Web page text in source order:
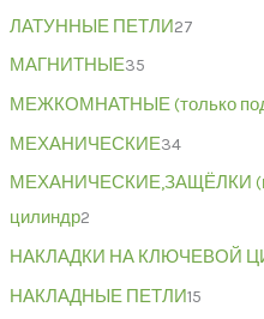
ЛАТУННЫЕ ПЕТЛИ27
МАГНИТНЫЕ35
МЕЖКОМНАТНЫЕ (только под
МЕХАНИЧЕСКИЕ34
МЕХАНИЧЕСКИЕ,ЗАЩЁЛКИ
цилиндр2
НАКЛАДКИ НА КЛЮЧЕВОЙ
НАКЛАДНЫЕ ПЕТЛИ15